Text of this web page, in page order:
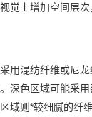
觉上增加空间层
用混纺纤维或尼
深色区域可能采
域则*较细腻的纤